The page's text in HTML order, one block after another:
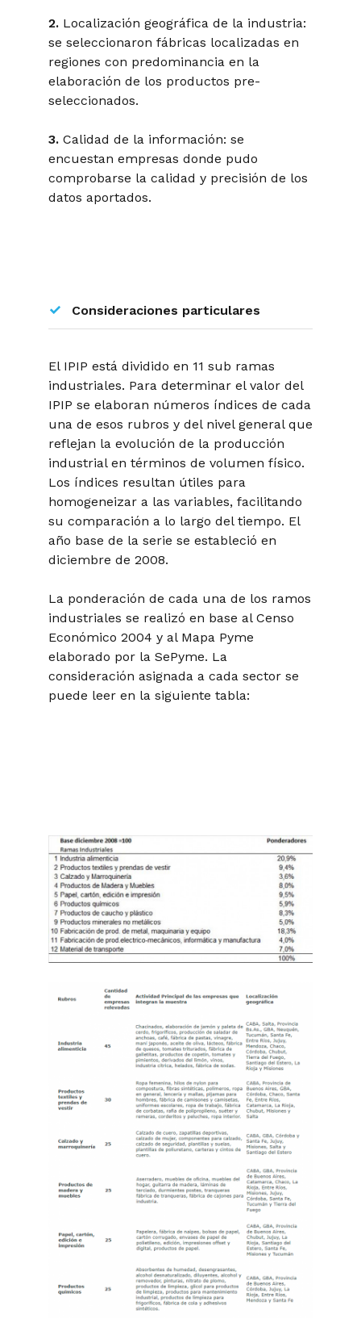
2. Localización geográfica de la industria:
se seleccionaron fábricas localizadas en
regiones con predominancia en la
elaboración de los productos pre-
seleccionados.
3. Calidad de la información: se
encuestan empresas donde pudo
comprobarse la calidad y precisión de los
datos aportados.
Consideraciones particulares
El IPIP está dividido en 11 sub ramas
industriales. Para determinar el valor del
IPIP se elaboran números índices de cada
una de esos rubros y del nivel general que
reflejan la evolución de la producción
industrial en términos de volumen físico.
Los índices resultan útiles para
homogeneizar a las variables, facilitando
su comparación a lo largo del tiempo. El
año base de la serie se estableció en
diciembre de 2008.
La ponderación de cada una de los ramos
industriales se realizó en base al Censo
Económico 2004 y al Mapa Pyme
elaborado por la SePyme. La
consideración asignada a cada sector se
puede leer en la siguiente tabla: